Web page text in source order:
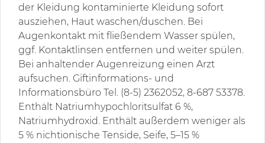
der Kleidung kontaminierte Kleidung sofort
ausziehen, Haut waschen/duschen. Bei
Augenkontakt mit fließendem Wasser spülen,
ggf. Kontaktlinsen entfernen und weiter spülen.
Bei anhaltender Augenreizung einen Arzt
aufsuchen. Giftinformations- und
Informationsbüro Tel. (8-5) 2362052, 8-687 53378.
Enthält Natriumhypochloritsulfat 6 %,
Natriumhydroxid. Enthält außerdem weniger als
5 % nichtionische Tenside, Seife, 5–15 %